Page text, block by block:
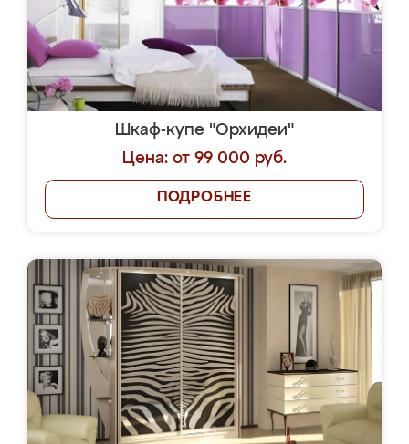
Шкаф-купе "Орхидеи"
Цена: от 99 000 руб.
ПОДРОБНЕЕ